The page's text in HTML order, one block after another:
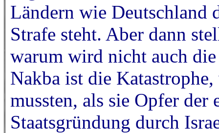
Ländern wie Deutschland
Strafe steht. Aber dann
warum wird nicht auch
Nakba ist die
mussten, als sie Opfer der
Staatsgründung durch